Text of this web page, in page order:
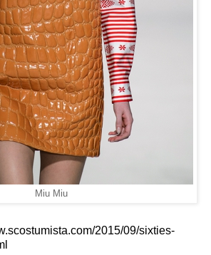
Miu Miu
2015/09/sixties-